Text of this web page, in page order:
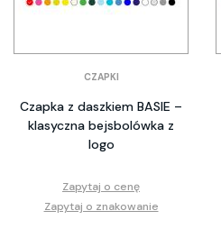
CZAPKI
Czapka z daszkiem BASIE –
klasyczna bejsbolówka z
logo
Zapytaj o cenę
Zapytaj o znakowanie